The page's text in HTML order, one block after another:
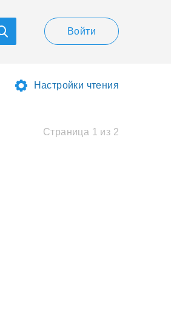
Войти
Настройки чтения
Страница 1 из 2